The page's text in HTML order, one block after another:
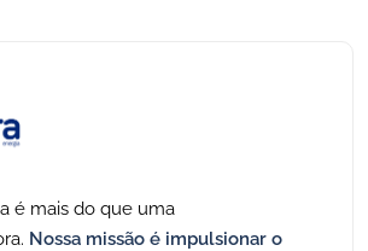
é mais do que uma
Nossa missão é impulsionar o